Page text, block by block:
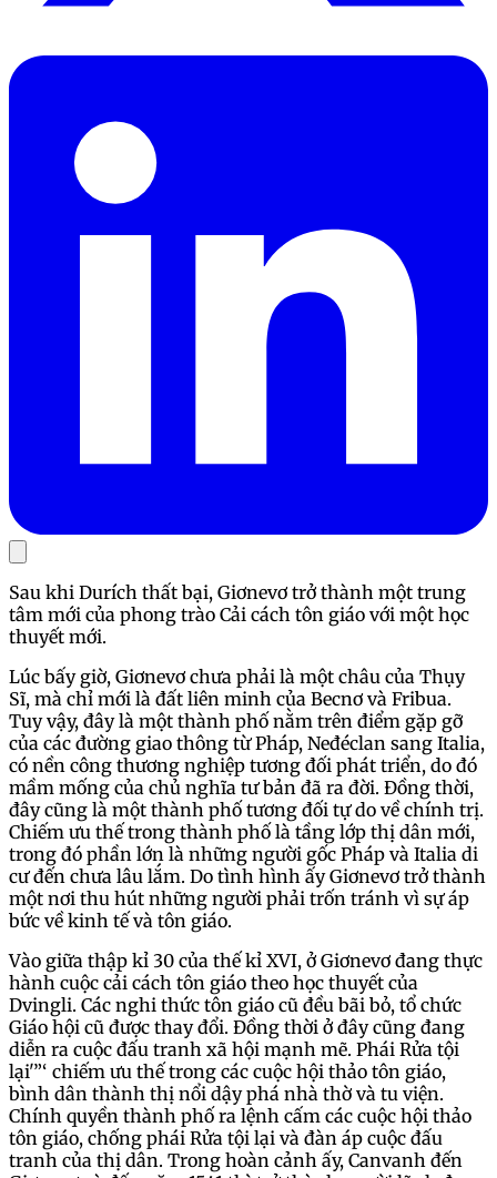
Sau khi Durích thất bại, Giơnevơ trở thành một trung
tâm mới của phong trào Cải cách tôn giáo với một học
thuyết mới.
Lúc bấy giờ, Giơnevơ chưa phải là một châu của Thụy
Sĩ, mà chỉ mới là đất liên minh của Becnơ và Fribua.
Tuy vậy, đây là một thành phố nằm trên điểm gặp gỡ
của các đường giao thông từ Pháp, Neđéclan sang Italia,
có nền công thương nghiệp tương đối phát triển, do đó
mầm mống của chủ nghĩa tư bản đã ra đời. Đồng thời,
đây cũng là một thành phố tương đối tự do về chính trị.
Chiếm ưu thế trong thành phố là tầng lớp thị dân mới,
trong đó phần lớn là những người gốc Pháp và Italia di
cư đến chưa lâu lắm. Do tình hình ấy Giơnevơ trở thành
một nơi thu hút những người phải trốn tránh vì sự áp
bức về kinh tế và tôn giáo.
Vào giữa thập kỉ 30 của thế kỉ XVI, ở Giơnevơ đang thực
hành cuộc cải cách tôn giáo theo học thuyết của
Dvingli. Các nghi thức tôn giáo cũ đều bãi bỏ, tổ chức
Giáo hội cũ được thay đổi. Đồng thời ở đây cũng đang
diễn ra cuộc đấu tranh xã hội mạnh mẽ. Phái Rửa tội
lại'”‘ chiếm ưu thế trong các cuộc hội thảo tôn giáo,
bình dân thành thị nổi dậy phá nhà thờ và tu viện.
Chính quyền thành phố ra lệnh cấm các cuộc hội thảo
tôn giáo, chống phái Rửa tội lại và đàn áp cuộc đấu
tranh của thị dân. Trong hoàn cảnh ấy, Canvanh đến